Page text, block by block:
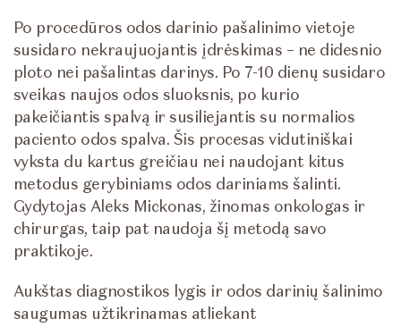
Po procedūros odos darinio pašalinimo vietoje
susidaro nekraujuojantis įdrėskimas – ne didesnio
ploto nei pašalintas darinys. Po 7-10 dienų susidaro
sveikas naujos odos sluoksnis, po kurio
pakeičiantis spalvą ir susiliejantis su normalios
paciento odos spalva. Šis procesas vidutiniškai
vyksta du kartus greičiau nei naudojant kitus
metodus gerybiniams odos dariniams šalinti.
Gydytojas Aleks Mickonas, žinomas onkologas ir
chirurgas, taip pat naudoja šį metodą savo
praktikoje.
Aukštas diagnostikos lygis ir odos darinių šalinimo
saugumas užtikrinamas atliekant